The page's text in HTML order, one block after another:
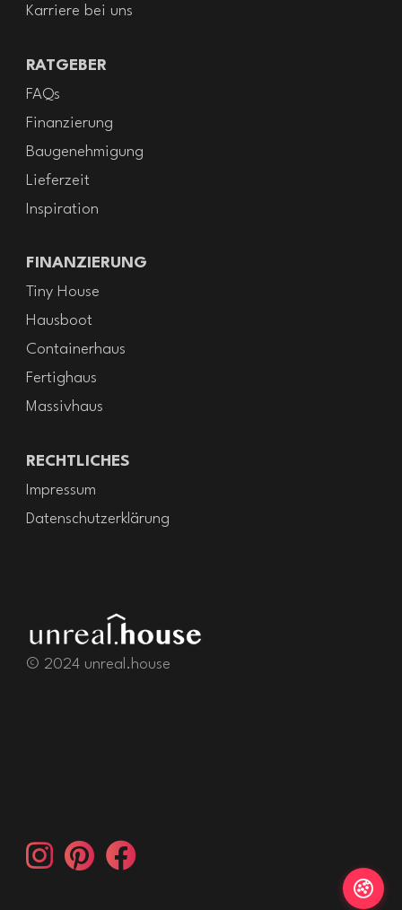
Karriere bei uns
RATGEBER
FAQs
Finanzierung
Baugenehmigung
Lieferzeit
Inspiration
FINANZIERUNG
Tiny House
Hausboot
Containerhaus
Fertighaus
Massivhaus
RECHTLICHES
Impressum
Datenschutzerklärung
© 2024 unreal.house